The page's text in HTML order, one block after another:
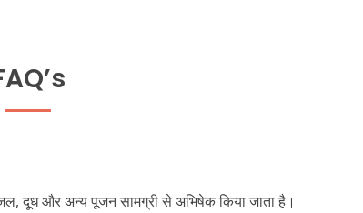
दूध और अन्य पूजन सामग्री से अभिषेक किया जाता है।